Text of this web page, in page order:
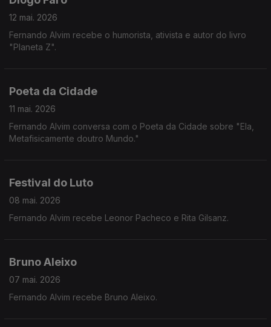
12 mai. 2026
Fernando Alvim recebe o humorista, ativista e autor do livro
"Planeta Z".
Poeta da Cidade
11 mai. 2026
Fernando Alvim conversa com o Poeta da Cidade sobre "Ela,
Metafisicamente doutro Mundo."
Festival do Luto
08 mai. 2026
Fernando Alvim recebe Leonor Pacheco e Rita Gilsanz.
Bruno Aleixo
07 mai. 2026
Fernando Alvim recebe Bruno Aleixo.